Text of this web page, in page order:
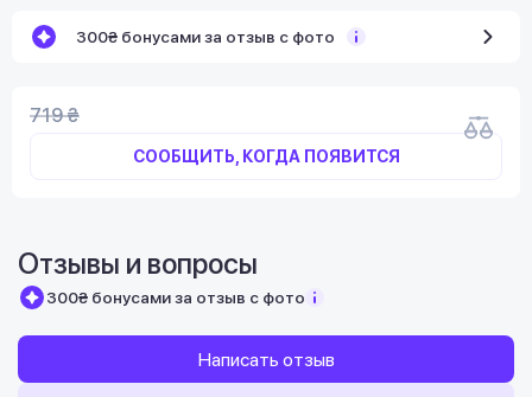
300₴ бонусами за отзыв с фото
719 ₴
СООБЩИТЬ, КОГДА ПОЯВИТСЯ
Отзывы и вопросы
300₴ бонусами за отзыв с фото
Написать отзыв